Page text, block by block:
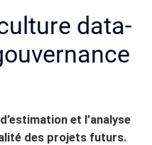
data-
et l’analyse
des projets futurs.